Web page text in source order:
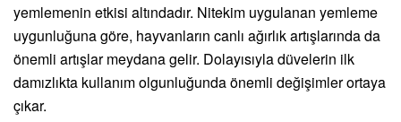
yemlemenin etkisi altındadır. Nitekim uygulanan yemleme
uygunluğuna göre, hayvanların canlı ağırlık artışlarında da
önemli artışlar meydana gelir. Dolayısıyla düvelerin ilk
damızlıkta kullanım olgunluğunda önemli değişimler ortaya
çıkar.